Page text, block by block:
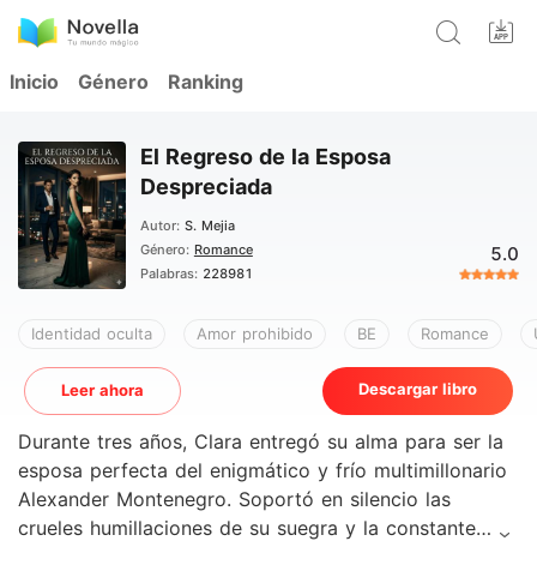
Inicio Género Ranking
El Regreso de la Esposa
Despreciada
Autor: S. Mejia
Género: Romance
Palabras: 228981
5.0
Identidad oculta Amor prohibido BE Romance
Leer ahora Descargar libro
Durante tres años, Clara entregó su alma para ser la
esposa perfecta del enigmático y frío multimillonario
Alexander Montenegro. Soportó en silencio las
crueles humillaciones de su suegra y la constante